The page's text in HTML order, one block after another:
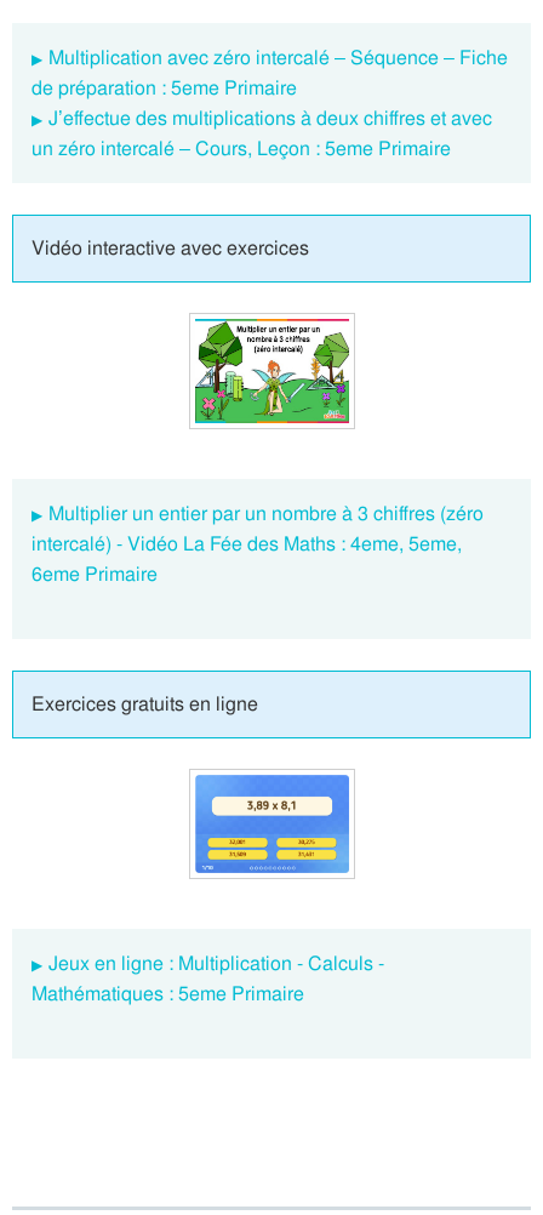
Multiplication avec zéro intercalé – Séquence – Fiche
de préparation : 5eme Primaire
J’effectue des multiplications à deux chiffres et avec
un zéro intercalé – Cours, Leçon : 5eme Primaire
Vidéo interactive avec exercices
Multiplier un entier par un nombre à 3 chiffres (zéro
intercalé) - Vidéo La Fée des Maths : 4eme, 5eme,
6eme Primaire
Exercices gratuits en ligne
Jeux en ligne : Multiplication - Calculs -
Mathématiques : 5eme Primaire